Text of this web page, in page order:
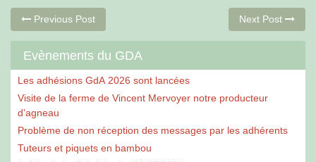
Navigation
de
l’article
Previous Post
post:
Next Post
Evènements du GDA
Les adhésions GdA 2026 sont lancées
Visite de la ferme de Vincent Mervoyer notre producteur
d’agneau
Problème de non réception des messages par les adhérents
Tuteurs et piquets en bambou